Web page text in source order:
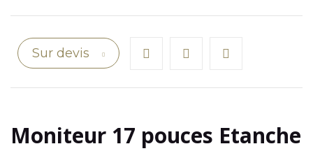
Sur devis
Moniteur 17 pouces Etanche